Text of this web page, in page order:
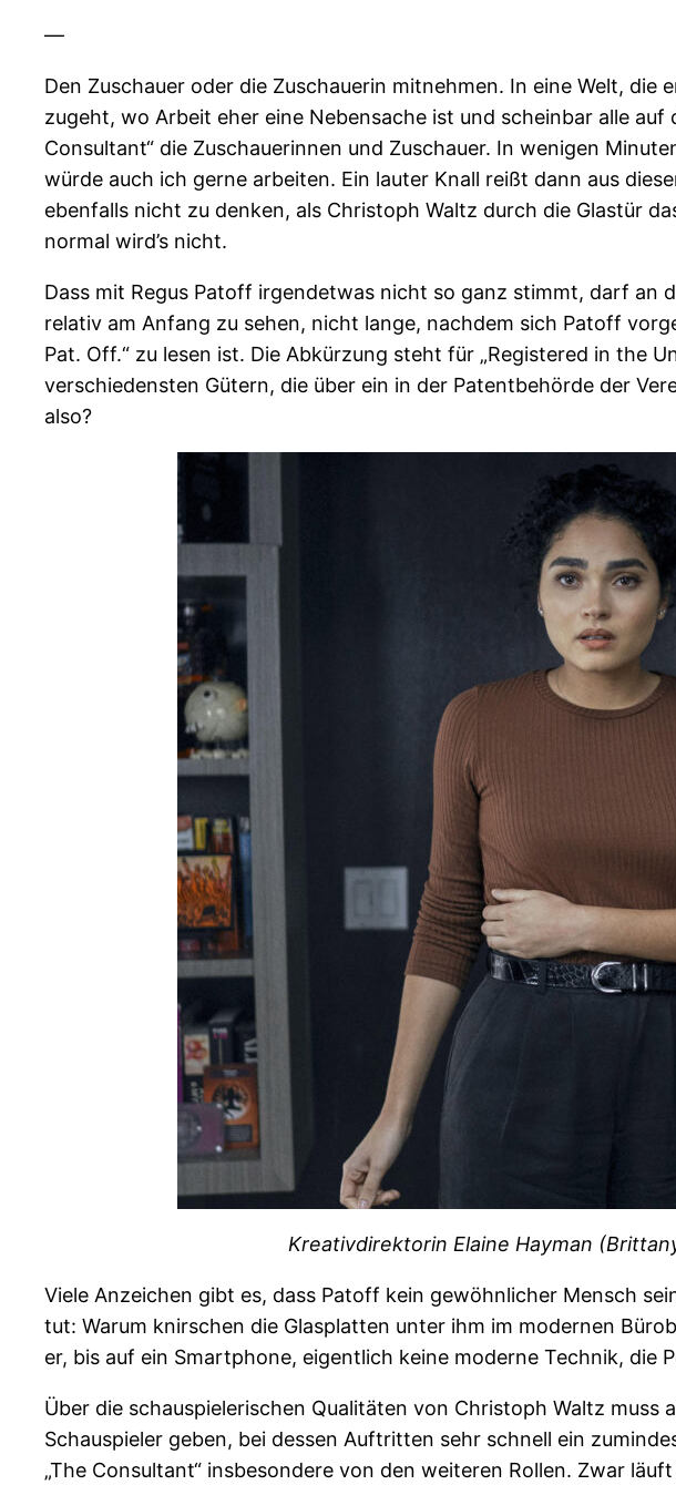
—
Den Zuschauer oder die Zuschauerin mitnehmen. In eine Welt,
zugeht, wo Arbeit eher eine Nebensache ist und scheinbar alle
Consultant“ die Zuschauerinnen und Zuschauer. In wenigen
würde auch ich gerne arbeiten. Ein lauter Knall reißt dann aus
ebenfalls nicht zu denken, als Christoph Waltz durch die Glastür
normal wird’s nicht.
Dass mit Regus Patoff irgendetwas nicht so ganz stimmt, darf an
relativ am Anfang zu sehen, nicht lange, nachdem sich Patoff
Pat. Off.“ zu lesen ist. Die Abkürzung steht für „Registered in the
verschiedensten Gütern, die über ein in der Patentbehörde der
also?
Kreativdirektorin Elaine Hayman
Viele Anzeichen gibt es, dass Patoff kein gewöhnlicher Mensch
tut: Warum knirschen die Glasplatten unter ihm im modernen
er, bis auf ein Smartphone, eigentlich keine moderne Technik, die
Über die schauspielerischen Qualitäten von Christoph Waltz
Schauspieler geben, bei dessen Auftritten sehr schnell ein
„The Consultant“ insbesondere von den weiteren Rollen. Zwar